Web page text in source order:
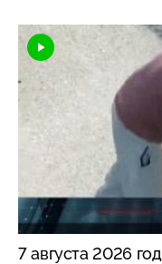
7 августа 2026